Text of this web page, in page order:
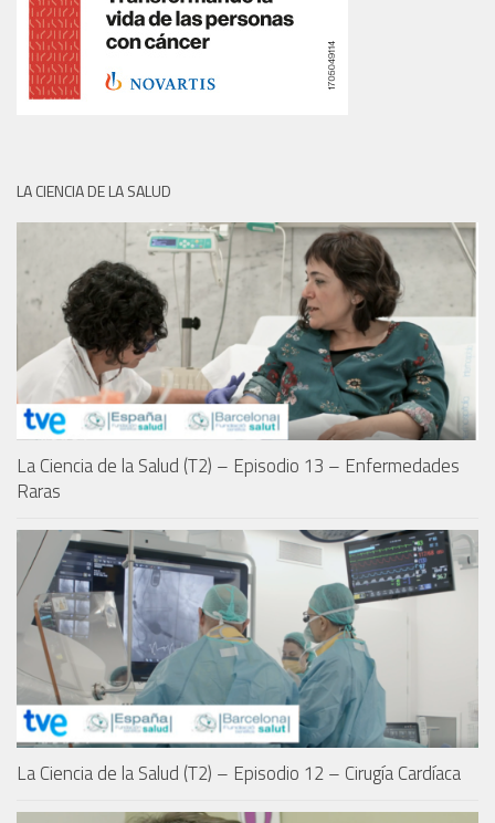
LA CIENCIA DE LA SALUD
La Ciencia de la Salud (T2) – Episodio 13 – Enfermedades
Raras
La Ciencia de la Salud (T2) – Episodio 12 – Cirugía Cardíaca